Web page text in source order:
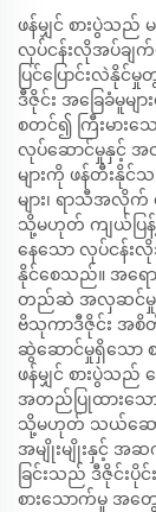
ဖန်မျှင် စားပွဲသည်
လုပ်ငန်းလိုအပ်ချက်
ပြင်ပြောင်းလဲနို
ဒီဇိုင်း အခြေခံမူမျ
စတင်၍ ကြီးမားသ
လုပ်ဆောင်မှုနှင့် အ
များကို ဖန်တီးနို
များ၊ ရာသီအလိုက်
သို့မဟုတ် ကျယ်ပြန့်သ
နေသော လုပ်ငန်း
နိုင်စေသည်။ အရော
တည်ဆဲ အလှဆင်မှု အ
ဗိသုကာဒီဇိုင်း အစိ
ဆွဲဆောင်မှုရှိသော
ဖန်မျှင် စားပွဲသည်
အတည်ပြုထားသော
သို့မဟုတ် သယ်ဆောင်
အမျိုးမျိုးနှင့် အ
ခြင်းသည် ဒီဇိုင်း
စားသောက်မှု အ